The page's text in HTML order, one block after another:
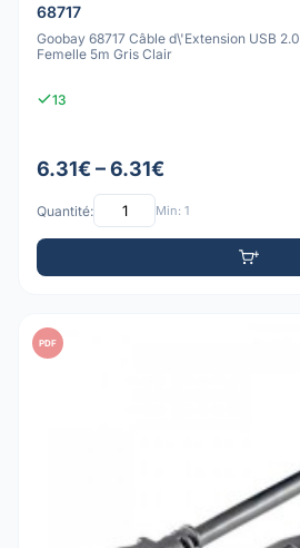
68717
Goobay 68717 Câble d\'Extension USB
Femelle 5m Gris Clair
13
6.31€ – 6.31€
Quantité: Min: 1
PDF